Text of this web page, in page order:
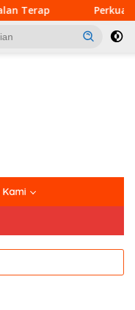
Kemanunggalan TNI dan
Kami